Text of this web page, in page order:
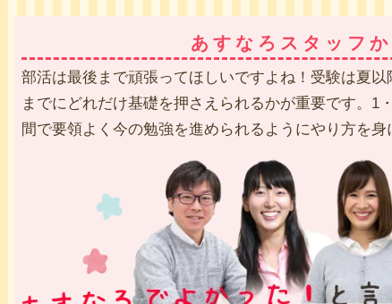
あすなろスタッフ
部活は最後まで頑張ってほしいですよね！受験は夏
までにどれだけ基礎を押さえられるかが重要です。1
間で要領よく今の勉強を進められるようにやり方を